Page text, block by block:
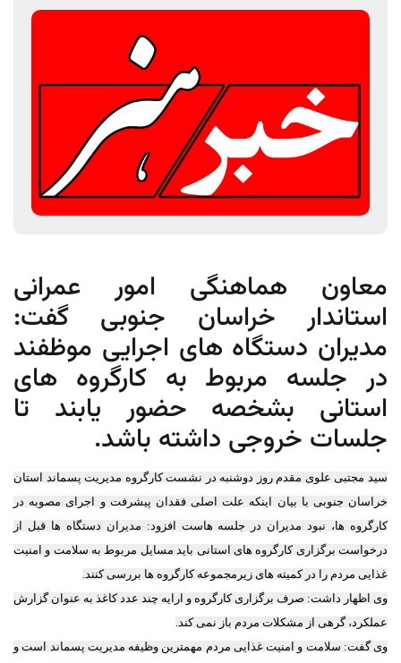
معاون هماهنگی امور عمرانی
استاندار خراسان جنوبی گفت:
مدیران دستگاه های اجرایی موظفند
در جلسه مربوط به کارگروه های
استانی بشخصه حضور یابند تا
جلسات خروجی داشته باشد.
سید مجتبی علوی مقدم روز دوشنبه در نشست کارگروه مدیریت پسماند استان
خراسان جنوبی با بیان اینکه علت اصلی فقدان پیشرفت و اجرای مصوبه در
کارگروه ها، نبود مدیران در جلسه هاست افزود: مدیران دستگاه ها قبل از
درخواست برگزاری کارگروه های استانی باید مسایل مربوط به سلامت و امنیت
غذایی مردم را در کمیته های زیرمجموعه کارگروه ها بررسی کنند.
وی اظهار داشت: صرف برگزاری کارگروه و ارایه چند عدد کاغذ به عنوان گزارش
عملکرد، گرهی از مشکلات مردم باز نمی کند.
وی گفت: سلامت و امنیت غذایی مردم مهمترین وظیفه مدیریت پسماند است و